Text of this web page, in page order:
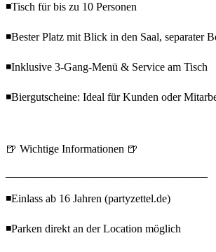
◾Tisch für bis zu 10 Personen
◾Bester Platz mit Blick in den Saal, separater
◾Inklusive 3-Gang-Menü & Service am Tisch
◾Biergutscheine: Ideal für Kunden oder
🍺 Wichtige Informationen 🍺
◾Einlass ab 16 Jahren (partyzettel.de)
◾Parken direkt an der Location möglich